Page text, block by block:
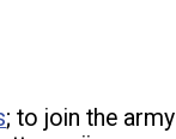
; to join the army